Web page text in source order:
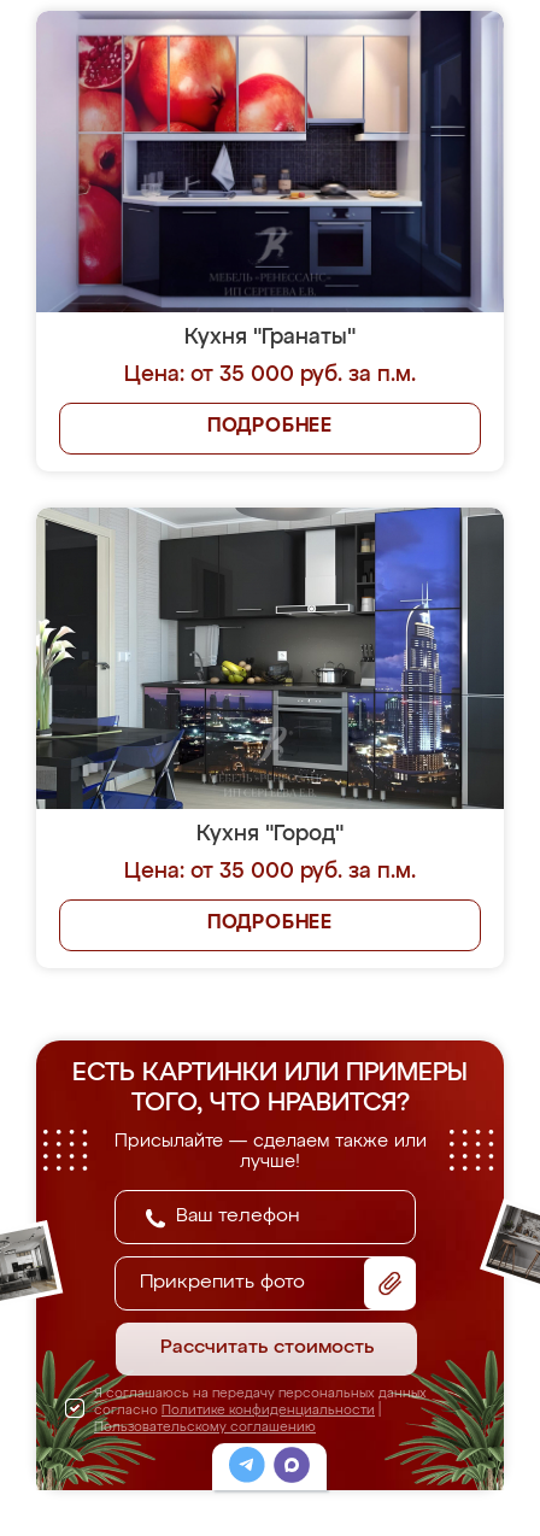
Кухня "Гранаты"
Цена: от 35 000 руб. за п.м.
ПОДРОБНЕЕ
Кухня "Город"
Цена: от 35 000 руб. за п.м.
ПОДРОБНЕЕ
ЕСТЬ КАРТИНКИ ИЛИ ПРИМЕРЫ
ТОГО, ЧТО НРАВИТСЯ?
Присылайте — сделаем также или
лучше!
Прикрепить фото
Рассчитать стоимость
Я соглашаюсь на передачу персональных данных
согласно Политике конфиденциальности
Пользовательскому соглашению